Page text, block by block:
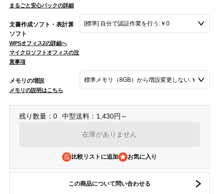
まるごと安心パックの詳細
文書作成ソフト・表計算
ソフト
WPSオフィス2の詳細へ
マイクロソフトオフィスの注
意事項
メモリの増設
メモリの説明はこちら
残り数量：0 中型送料：1,430円～
在庫がありません
比較リストに追加
この商品について問い合わせる